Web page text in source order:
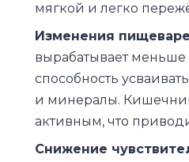
мягкой и легко
Изменения
вырабатывает меньше
способность
и минералы.
активным, что
Снижение